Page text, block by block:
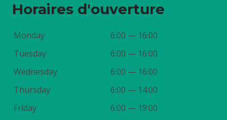
Horaires d'ouverture
Monday
6:00 — 16:00
Tuesday
6:00 — 16:00
Wednesday
6:00 — 16:00
Thursday
6:00 — 14:00
Friday
6:00 — 19:00